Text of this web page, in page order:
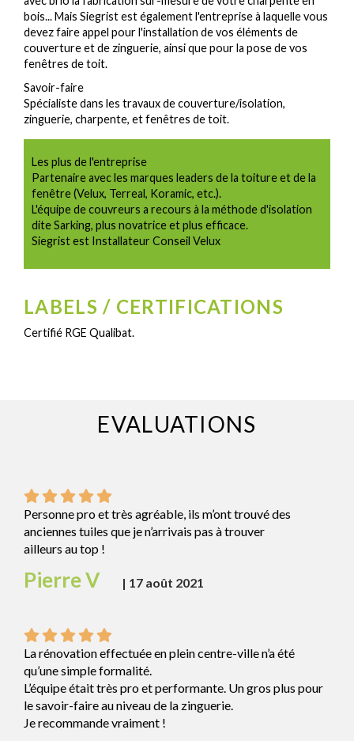
bois... Mais Siegrist est également l'entreprise à laquelle vous
devez faire appel pour l'installation de vos éléments de
couverture et de zinguerie, ainsi que pour la pose de vos
fenêtres de toit.
Savoir-faire
Spécialiste dans les travaux de couverture/isolation,
zinguerie, charpente, et fenêtres de toit.
Les plus de l'entreprise
Partenaire avec les marques leaders de la toiture et de la
fenêtre (Velux, Terreal, Koramic, etc.).
L'équipe de couvreurs a recours à la méthode d'isolation
dite Sarking, plus novatrice et plus efficace.
Siegrist est Installateur Conseil Velux
LABELS / CERTIFICATIONS
Certifié RGE Qualibat.
EVALUATIONS
Personne pro et très agréable, ils m’ont trouvé des
anciennes tuiles que je n’arrivais pas à trouver
ailleurs au top !
Pierre V | 17 août 2021
La rénovation effectuée en plein centre-ville n’a été
qu’une simple formalité.
L’équipe était très pro et performante. Un gros plus pour
le savoir-faire au niveau de la zinguerie.
Je recommande vraiment !